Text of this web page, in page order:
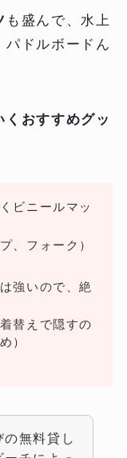
も盛んで、水上
パドルボードん
くおすすめグッ
ビニールマッ
、フォーク）
強いので、絶
替えで隠すの
）
無料貸し